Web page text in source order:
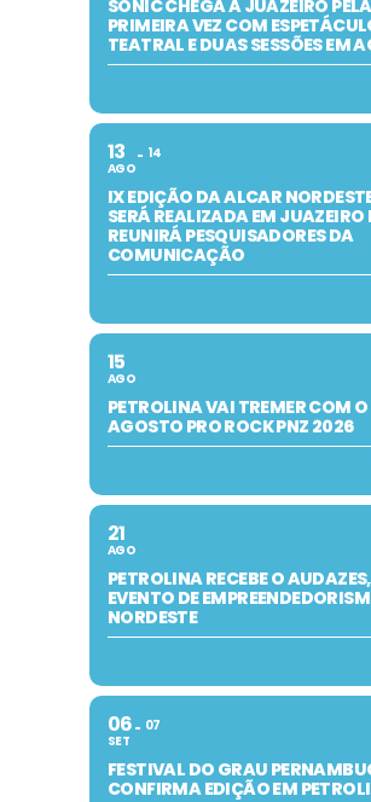
SONIC CHEGA A JUAZEIRO PELA
PRIMEIRA VEZ COM
TEATRAL E DUAS SESSÕES EM
13
AGO
14
IX EDIÇÃO DA ALCAR
SERÁ REALIZADA EM JUAZEIRO
REUNIRÁ PESQUISADORES DA
COMUNICAÇÃO
15
AGO
PETROLINA VAI TREMER COM O
AGOSTO PRO ROCK PNZ 2026
21
AGO
PETROLINA RECEBE O
EVENTO DE
NORDESTE
06
SET
07
FESTIVAL DO GRAU
CONFIRMA EDIÇÃO EM